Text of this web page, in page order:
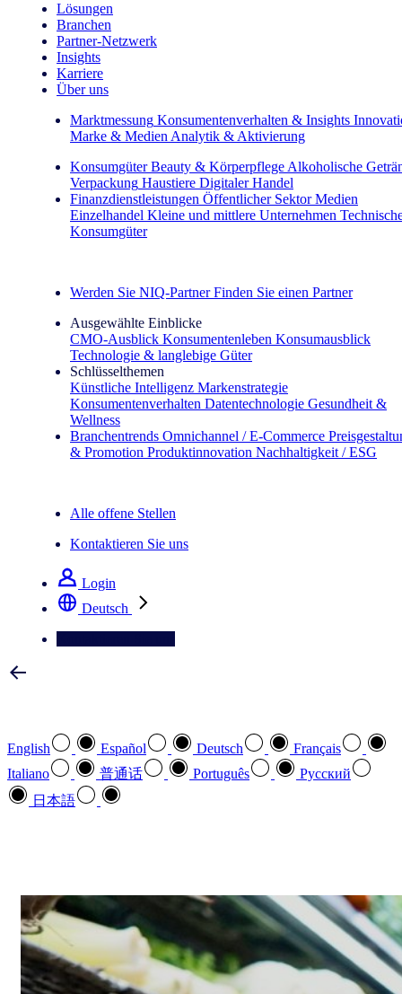
Lösungen
Branchen
Partner-Netzwerk
Insights
Karriere
Über uns
Marktmessung Konsumentenverhalten & Insights
Marke & Medien Analytik & Aktivierung
Konsumgüter Beauty & Körperpflege Alkoholische
Verpackung Haustiere Digitaler Handel
Finanzdienstleistungen Öffentlicher Sektor Medien
Einzelhandel Kleine und mittlere Unternehmen
Konsumgüter
Werden Sie NIQ-Partner Finden Sie einen Partner
Ausgewählte Einblicke
CMO‑Ausblick Konsumentenleben Konsumausblick
Technologie & langlebige Güter
Schlüsselthemen
Künstliche Intelligenz Markenstrategie
Konsumentenverhalten Datentechnologie Gesundheit &
Wellness
Branchentrends Omnichannel / E‑Commerce
& Promotion Produktinnovation Nachhaltigkeit / ESG
Alle offene Stellen
Kontaktieren Sie uns
Login
Deutsch
English Español Deutsch
Français
Italiano
普通话 Português
Pусский
日本語